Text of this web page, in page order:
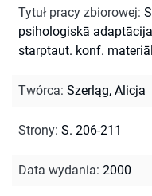
Tytuł pracy zbiorowej:
psihologiskā
starptaut. konf.
Twórca: Szerląg, Alicja
Strony: S. 206-211
Data wydania: 2000